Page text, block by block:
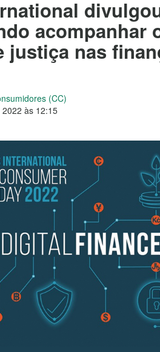
acompanhar
justiça nas
(CC)
às 12:15